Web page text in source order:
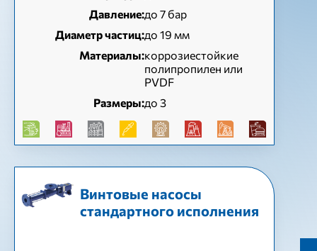
Давление:до 7 бар
Диаметр частиц:до 19 мм
Материалы:коррозиестойкие
полипропилен или
PVDF
Размеры:до 3
Винтовые насосы
стандартного исполнения